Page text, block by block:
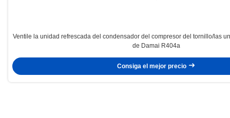
Ventile la unidad refrescada del condensador del compresor del tornillo/las
de Damai R404a
Consiga el mejor precio